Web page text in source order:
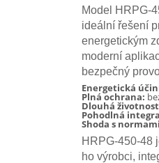
Model HRPG-
ideální řešení
energetickým
moderní
bezpečný
Energetická
Plná ochrana:
Dlouhá
Pohodlná
Shoda s
HRPG-450-48
ho výrobci,